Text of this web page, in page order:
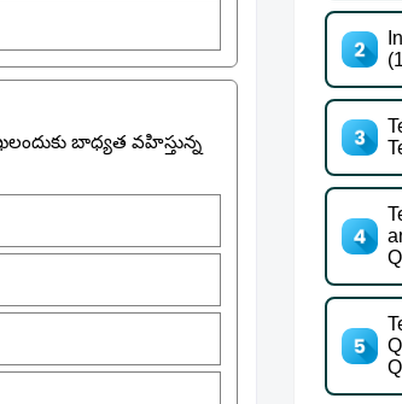
బాధ్యత వహిస్తున్న